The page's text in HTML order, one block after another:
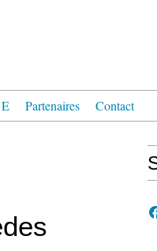
Partenaires Contact